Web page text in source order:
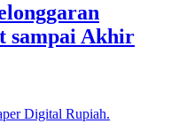
sampai Akhir